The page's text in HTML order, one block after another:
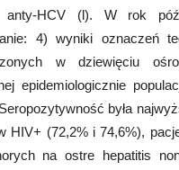
anty-HCV (l). W rok
4) wyniki oznaczeń
w dziewięciu
epidemiologicznie
była
HIV+ (72,2% i 74,6%),
na ostre hepatitis